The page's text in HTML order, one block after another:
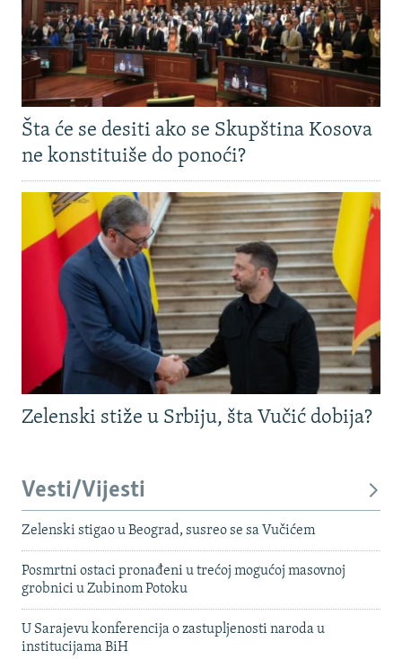
Šta će se desiti ako se Skupština Kosova
ne konstituiše do ponoći?
Zelenski stiže u Srbiju, šta Vučić dobija?
Vesti/Vijesti
Zelenski stigao u Beograd, susreo se sa Vučićem
Posmrtni ostaci pronađeni u trećoj mogućoj masovnoj
grobnici u Zubinom Potoku
U Sarajevu konferencija o zastupljenosti naroda u
institucijama BiH